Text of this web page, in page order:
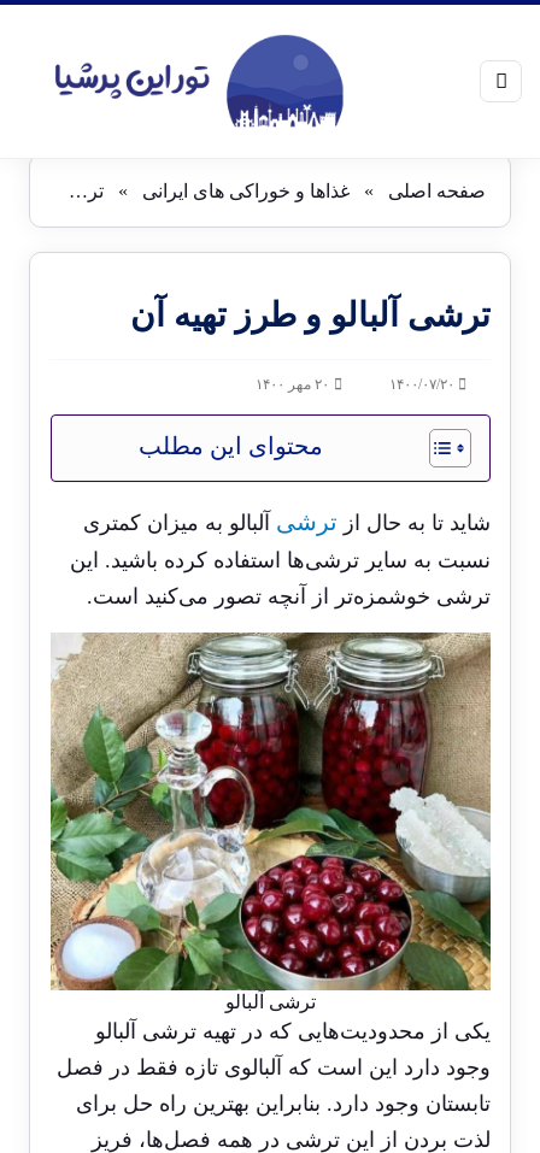
صفحه اصلی »غذاها و خوراکی های ایرانی »ترشی آلبالو و طرز تهیه آن
ترشی آلبالو و طرز تهیه آن
۲۰ مهر ۱۴۰۰
محتوای این مطلب
شاید تا به حال از ترشی آلبالو به میزان کمتری
نسبت به سایر ترشی‌ها استفاده کرده باشید. این
ترشی خوشمزه‌تر از آنچه تصور می‌کنید است.
ترشی آلبالو
یکی از محدودیت‌هایی که در تهیه ترشی آلبالو
وجود دارد این است که آلبالوی تازه فقط در فصل
تابستان وجود دارد. بنابراین بهترین راه حل برای
لذت بردن از این ترشی در همه فصل‌ها، فریز